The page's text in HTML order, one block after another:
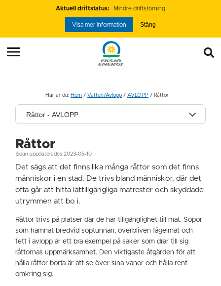
Aktuell driftstatus: Mindre driftstörning
Visa mer information Stäng
Råttor
Sidan uppdaterades 2023-05-10
Det sägs att det finns lika många råttor som det finns
människor i en stad. De trivs bland människor, där det
ofta går att hitta lättillgängliga matrester och skyddade
utrymmen att bo i.
Råttor trivs på platser där de har tillgänglighet till mat. Sopor
som hamnat bredvid soptunnan, överbliven fågelmat och
fett i avlopp är ett bra exempel på saker som drar till sig
råttornas uppmärksamhet. Den viktigaste åtgärden för att
hålla råttor borta är att se över sina vanor och hålla rent
omkring sig.
Här är du: Hem / Vatten/Avlopp / AVLOPP / Råttor
Råttor - AVLOPP